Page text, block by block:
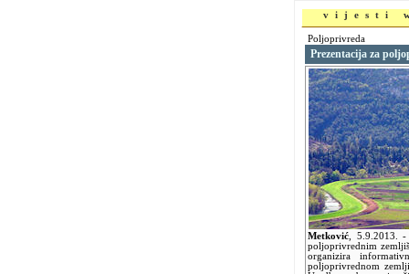
vijesti
Poljoprivreda
Prezentacija za
Metković 5.9.2013.-
poljoprivrednim
organizira
poljoprivrednom